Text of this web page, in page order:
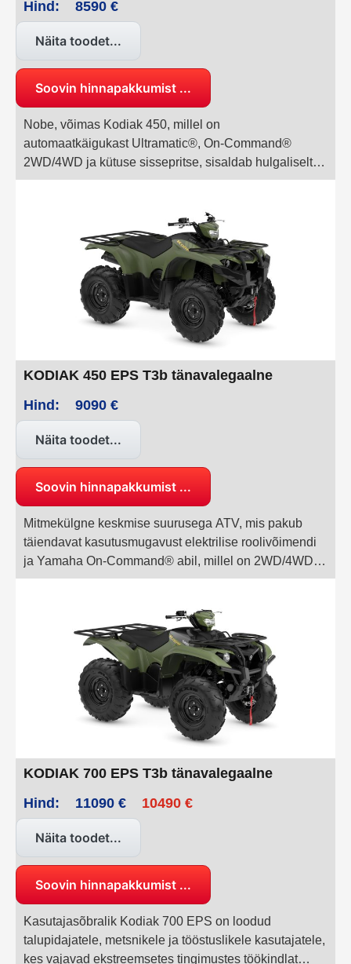
Hind:
8590 €
Näita toodet...
Soovin hinnapakkumist ...
Nobe, võimas Kodiak 450, millel on
automaatkäigukast Ultramatic®, On-Command®
2WD/4WD ja kütuse sissepritse, sisaldab hulgaliselt
funktsioone, mida algtaseme masinalt tõenäoliselt ei
järgivad motot #DRIVENBYRESULTS.
KODIAK 450 EPS T3b tänavalegaalne
Hind:
9090 €
Näita toodet...
Soovin hinnapakkumist ...
Mitmekülgne keskmise suurusega ATV, mis pakub
täiendavat kasutusmugavust elektrilise roolivõimendi
ja Yamaha On-Command® abil, millel on 2WD/4WD ja
diferentsiaalilukk. Kodiak 450 EPS on kasulik
töö tegemisel kui vaba aja veetmisel.
KODIAK 700 EPS T3b tänavalegaalne
Hind:
11090 € 10490 €
Näita toodet...
Soovin hinnapakkumist ...
Kasutajasõbralik Kodiak 700 EPS on loodud
talupidajatele, metsnikele ja tööstuslikele kasutajatele,
kes vajavad ekstreemsetes tingimustes töökindlat